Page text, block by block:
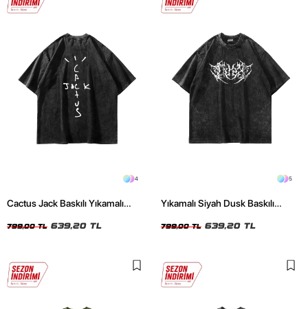
4
Cactus Jack Baskılı Yıkamalı
799,00 TL 639,20 TL
5
Yıkamalı Siyah Dusk Baskılı
799,00 TL 639,20 TL